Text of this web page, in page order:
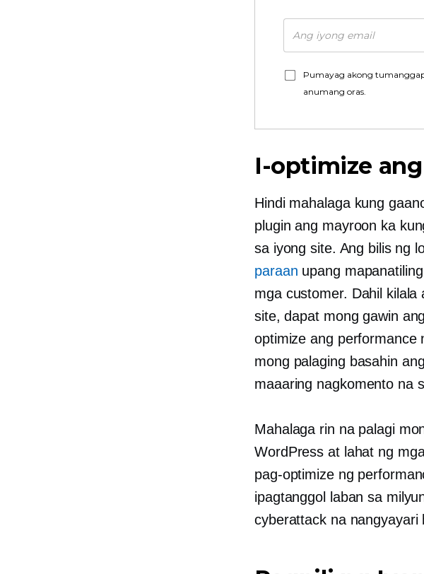
Pumayag akong
anumang oras.
I-optimize
Hindi mahalaga kung
plugin ang mayroon ka
sa iyong site. Ang bilis ng
paraan upang
mga customer. Dahil
site, dapat mong gawin
optimize ang performance
mong palaging basahin
maaaring nagkomento na
Mahalaga rin na palagi
WordPress at lahat ng
pag-optimize ng
ipagtanggol laban sa
cyberattack na nangyayari